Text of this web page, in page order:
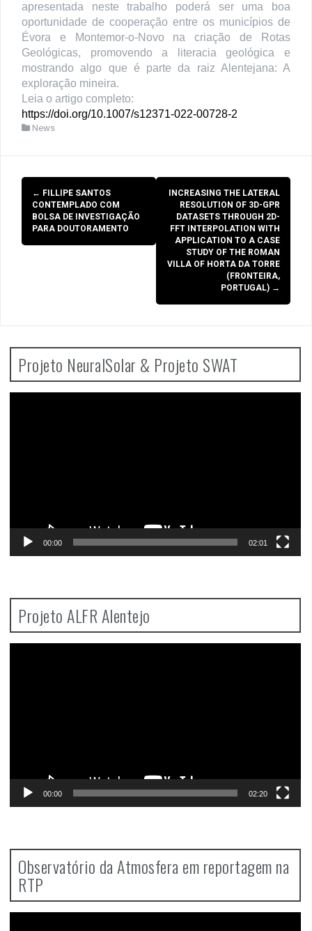
apresentada neste trabalho poderá ser uma boa
oportunidade de cooperação entre os municípios de
Évora e Montemor-o-Novo na criação de Rotas
Geológicas, promovendo a literacia geológica e
mostrando algo que é parte da raiz Alentejana: A
exploração mineira.
Leia o artigo completo:
https://doi.org/10.1007/s12371-022-00728-2
News
Post
navigation
← FILLIPE SANTOS
CONTEMPLADO COM
BOLSA DE INVESTIGAÇÃO
PARA DOUTORAMENTO
INCREASING THE LATERAL
RESOLUTION OF 3D-GPR
DATASETS THROUGH 2D-
FFT INTERPOLATION WITH
APPLICATION TO A CASE
STUDY OF THE ROMAN
VILLA OF HORTA DA TORRE
(FRONTEIRA,
PORTUGAL) →
Projeto NeuralSolar & Projeto SWAT
00:00 02:01
Projeto ALFR Alentejo
00:00 02:20
Observatório da Atmosfera em reportagem na
RTP